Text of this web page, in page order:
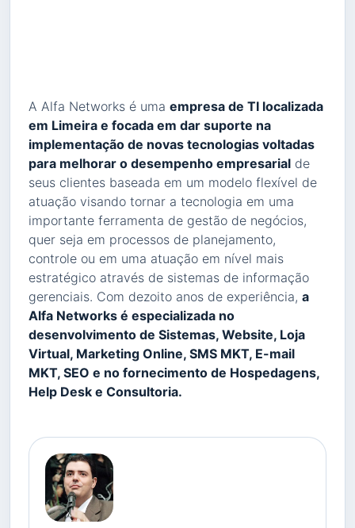
A Alfa Networks é uma empresa de TI localizada
em Limeira e focada em dar suporte na
implementação de novas tecnologias voltadas
para melhorar o desempenho empresarial de
seus clientes baseada em um modelo flexível de
atuação visando tornar a tecnologia em uma
importante ferramenta de gestão de negócios,
quer seja em processos de planejamento,
controle ou em uma atuação em nível mais
estratégico através de sistemas de informação
gerenciais. Com dezoito anos de experiência, a
Alfa Networks é especializada no
desenvolvimento de Sistemas, Website, Loja
Virtual, Marketing Online, SMS MKT, E-mail
MKT, SEO e no fornecimento de Hospedagens,
Help Desk e Consultoria.